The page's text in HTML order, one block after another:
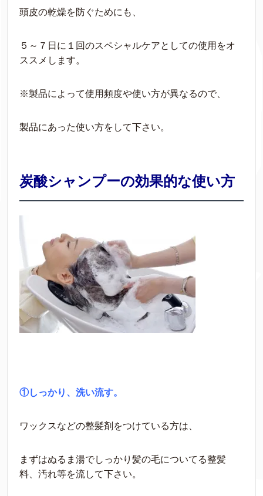
頭皮の乾燥を防ぐためにも、
５～７日に１回のスペシャルケアとしての使用をオ
ススメします。
※製品によって使用頻度や使い方が異なるので、
製品にあった使い方をして下さい。
炭酸シャンプーの効果的な使い方
①しっかり、洗い流す。
ワックスなどの整髪剤をつけている方は、
まずはぬるま湯でしっかり髪の毛についてる整髪
料、汚れ等を流して下さい。